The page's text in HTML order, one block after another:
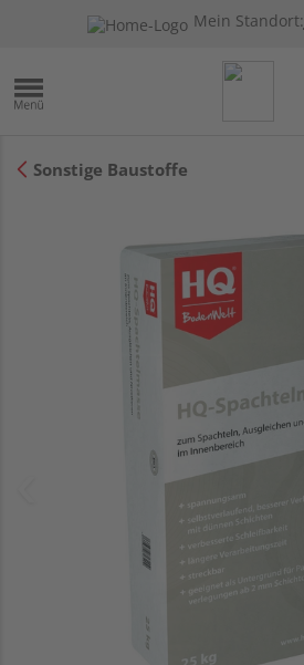
Mein Standort:
Sonstige Baustoffe